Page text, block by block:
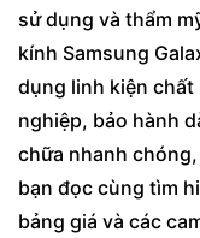
sử dụng và thẩm
kính Samsung
dụng linh kiện
nghiệp, bảo hành
chữa nhanh
bạn đọc cùng tìm
bảng giá và các